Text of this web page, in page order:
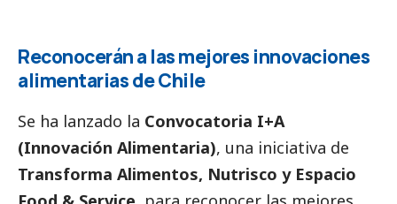
Reconocerán a las mejores innovaciones
alimentarias de Chile
Se ha lanzado la Convocatoria I+A
(Innovación Alimentaria), una iniciativa de
Transforma Alimentos, Nutrisco y Espacio